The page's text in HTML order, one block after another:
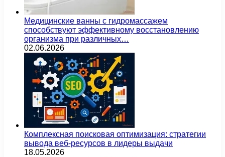
Медицинские ванны с гидромассажем
способствуют эффективному восстановлению
организма при различных…
02.06.2026
Комплексная поисковая оптимизация: стратегии
вывода веб-ресурсов в лидеры выдачи
18.05.2026